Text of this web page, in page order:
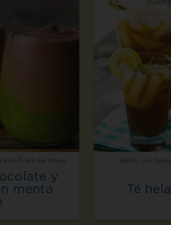
de Fruta del Monje
y
menta
Hecho con
Té